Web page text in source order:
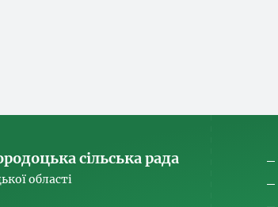
сільська рада
області